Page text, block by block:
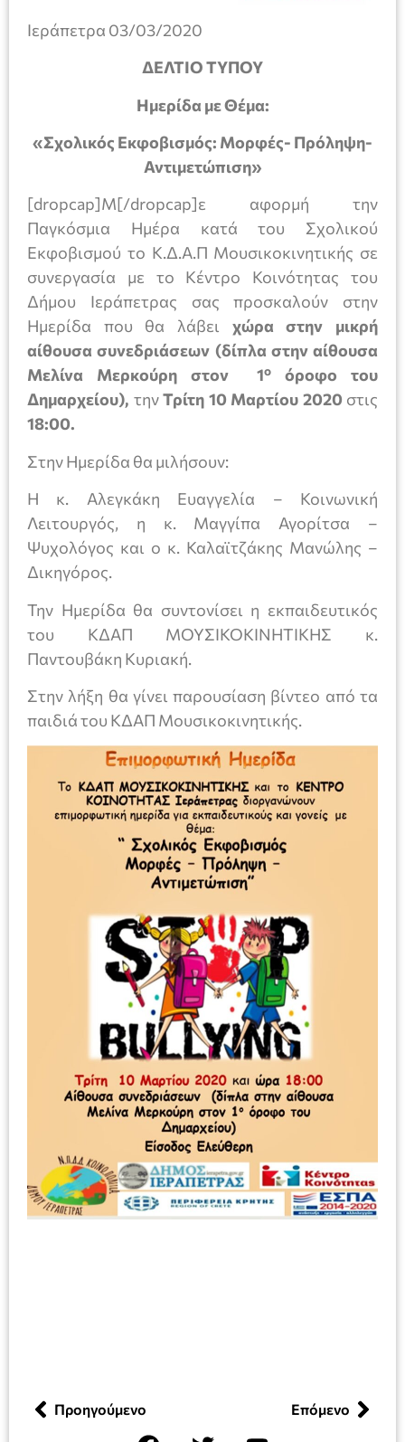
Ιεράπετρα 03/03/2020
ΔΕΛΤΙΟ ΤΥΠΟΥ
Ημερίδα με Θέμα:
«Σχολικός Εκφοβισμός: Μορφές- Πρόληψη-
Αντιμετώπιση»
[dropcap]Μ[/dropcap]ε αφορμή την
Παγκόσμια Ημέρα κατά του Σχολικού
Εκφοβισμού το Κ.Δ.Α.Π Μουσικοκινητικής σε
συνεργασία με το Κέντρο Κοινότητας του
Δήμου Ιεράπετρας σας προσκαλούν στην
Ημερίδα που θα λάβει χώρα στην μικρή
αίθουσα συνεδριάσεων (δίπλα στην αίθουσα
Μελίνα Μερκούρη στον 1οόροφο του
Δημαρχείου), τηνΤρίτη 10 Μαρτίου 2020 στις
18:00.
Στην Ημερίδα θα μιλήσουν:
Η κ. Αλεγκάκη Ευαγγελία – Κοινωνική
Λειτουργός, η κ. Μαγγίπα Αγορίτσα –
Ψυχολόγος και ο κ. Καλαϊτζάκης Μανώλης –
Δικηγόρος.
Την Ημερίδα θα συντονίσει η εκπαιδευτικός
του ΚΔΑΠ ΜΟΥΣΙΚΟΚΙΝΗΤΙΚΗΣ κ.
Παντουβάκη Κυριακή.
Στην λήξη θα γίνει παρουσίαση βίντεο από τα
παιδιά του ΚΔΑΠ Μουσικοκινητικής.
Προηγούμενο Επόμενο